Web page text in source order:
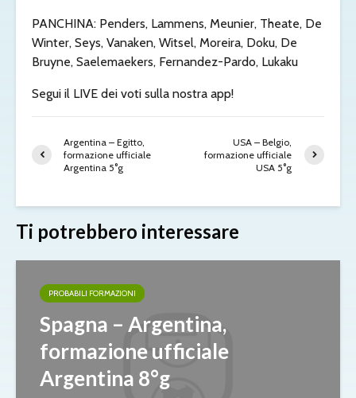
PANCHINA: Penders, Lammens, Meunier, Theate, De
Winter, Seys, Vanaken, Witsel, Moreira, Doku, De
Bruyne, Saelemaekers, Fernandez-Pardo, Lukaku
Segui il LIVE dei voti sulla nostra app!
Argentina – Egitto,
formazione ufficiale
Argentina 5°g
USA – Belgio,
formazione ufficiale
USA 5°g
Ti potrebbero interessare
PROBABILI FORMAZIONI
Spagna – Argentina,
formazione ufficiale
Argentina 8°g